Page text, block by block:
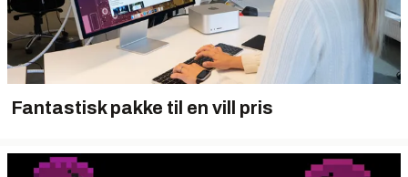
Fantastisk pakke til en vill pris